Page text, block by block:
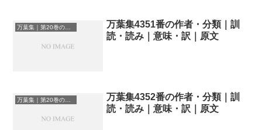
万葉集｜第20巻の和歌一覧
万葉集4351番の作者・分類｜訓
読・読み｜意味・訳｜原文
万葉集｜第20巻の和歌一覧
万葉集4352番の作者・分類｜訓
読・読み｜意味・訳｜原文